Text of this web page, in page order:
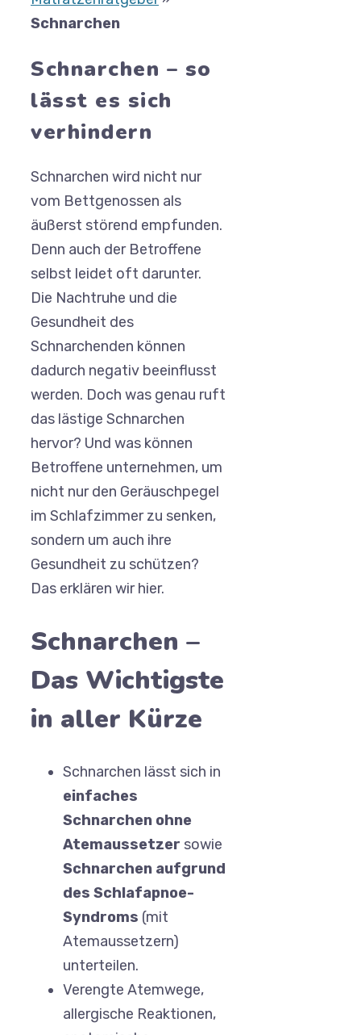
Schnarchen
Schnarchen – so
lässt es sich
verhindern
Schnarchen wird nicht nur
vom Bettgenossen als
äußerst störend empfunden.
Denn auch der Betroffene
selbst leidet oft darunter.
Die Nachtruhe und die
Gesundheit des
Schnarchenden können
dadurch negativ beeinflusst
werden. Doch was genau ruft
das lästige Schnarchen
hervor? Und was können
Betroffene unternehmen, um
nicht nur den Geräuschpegel
im Schlafzimmer zu senken,
sondern um auch ihre
Gesundheit zu schützen?
Das erklären wir hier.
Schnarchen –
Das Wichtigste
in aller Kürze
Schnarchen lässt sich in
einfaches
Schnarchen ohne
Atemaussetzer sowie
Schnarchen aufgrund
des Schlafapnoe-
Syndroms (mit
Atemaussetzern)
unterteilen.
Verengte Atemwege,
allergische Reaktionen,